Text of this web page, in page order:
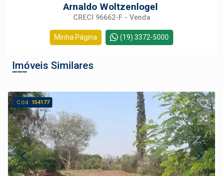
Arnaldo Woltzenlogel
CRECI 96662-F - Venda
Minha Página (19) 3372-5000
Imóveis Similares
Cód. 154177